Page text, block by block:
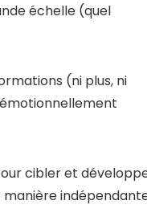
échelle (quel
(ni plus, ni
cibler et
manière